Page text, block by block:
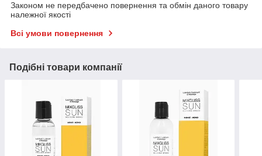
Законом не передбачено повернення та обмін даного товару
належної якості
Всі умови повернення
Подібні товари компанії